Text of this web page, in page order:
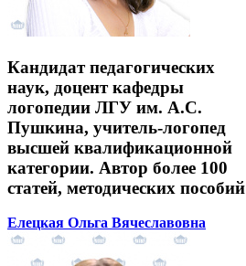
Кандидат педагогических
наук, доцент кафедры
логопедии ЛГУ им. А.С.
Пушкина, учитель-логопед
высшей квалификационной
категории. Автор более 100
статей, методических пособий
Елецкая Ольга Вячеславовна